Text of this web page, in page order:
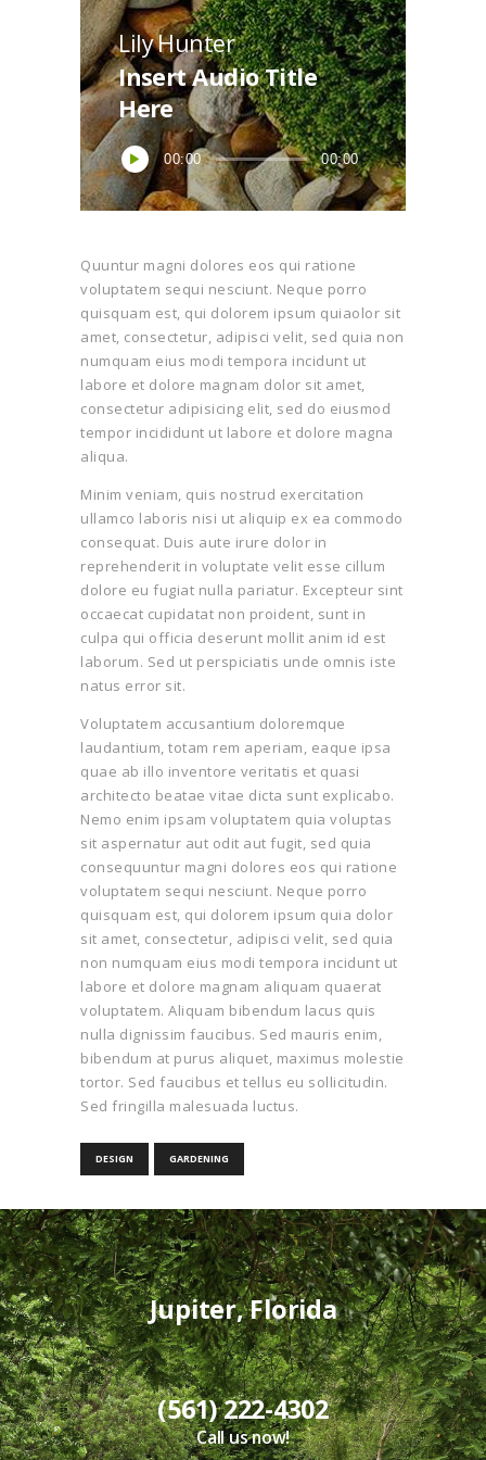
Lily Hunter
Insert Audio Title
Here
00:00 00:00
Quuntur magni dolores eos qui ratione
voluptatem sequi nesciunt. Neque porro
quisquam est, qui dolorem ipsum quiaolor sit
amet, consectetur, adipisci velit, sed quia non
numquam eius modi tempora incidunt ut
labore et dolore magnam dolor sit amet,
consectetur adipisicing elit, sed do eiusmod
tempor incididunt ut labore et dolore magna
aliqua.
Minim veniam, quis nostrud exercitation
ullamco laboris nisi ut aliquip ex ea commodo
consequat. Duis aute irure dolor in
reprehenderit in voluptate velit esse cillum
dolore eu fugiat nulla pariatur. Excepteur sint
occaecat cupidatat non proident, sunt in
culpa qui officia deserunt mollit anim id est
laborum. Sed ut perspiciatis unde omnis iste
natus error sit.
Voluptatem accusantium doloremque
laudantium, totam rem aperiam, eaque ipsa
quae ab illo inventore veritatis et quasi
architecto beatae vitae dicta sunt explicabo.
Nemo enim ipsam voluptatem quia voluptas
sit aspernatur aut odit aut fugit, sed quia
consequuntur magni dolores eos qui ratione
voluptatem sequi nesciunt. Neque porro
quisquam est, qui dolorem ipsum quia dolor
sit amet, consectetur, adipisci velit, sed quia
non numquam eius modi tempora incidunt ut
labore et dolore magnam aliquam quaerat
voluptatem. Aliquam bibendum lacus quis
nulla dignissim faucibus. Sed mauris enim,
bibendum at purus aliquet, maximus molestie
tortor. Sed faucibus et tellus eu sollicitudin.
Sed fringilla malesuada luctus.
DESIGN GARDENING
Jupiter, Florida
(561) 222-4302
Call us now!